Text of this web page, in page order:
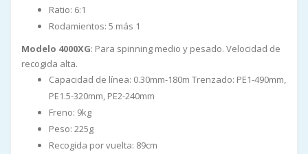
Ratio: 6:1
Rodamientos: 5 más 1
Modelo 4000XG: Para spinning medio y pesado. Velocidad de
recogida alta.
Capacidad de línea: 0.30mm-180m Trenzado: PE1-490mm,
PE1.5-320mm, PE2-240mm
Freno: 9kg
Peso: 225g
Recogida por vuelta: 89cm